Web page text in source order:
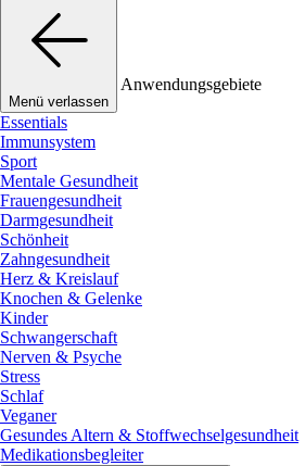
Menü verlassen
Anwendungsgebiete
Essentials
Immunsystem
Sport
Mentale Gesundheit
Frauengesundheit
Darmgesundheit
Schönheit
Zahngesundheit
Herz & Kreislauf
Knochen & Gelenke
Kinder
Schwangerschaft
Nerven & Psyche
Stress
Schlaf
Veganer
Gesundes Altern & Stoffwechselgesundheit
Medikationsbegleiter